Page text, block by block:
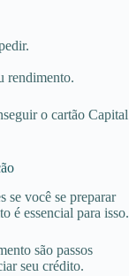
rendimento.
o cartão Capital
se você se preparar
é essencial para isso.
são passos
seu crédito.